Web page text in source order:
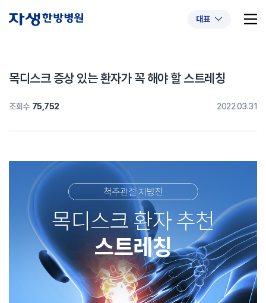
대표
추천 검색어
#교통사고후유증 #허리디스크 #목디스크
목디스크 증상 있는 환자가 꼭 해야 할 스트레칭
조회수 75,752 2022.03.31